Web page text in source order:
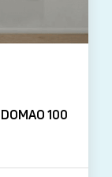
Sèche-serviettes cintré électrique - DOMAO 100